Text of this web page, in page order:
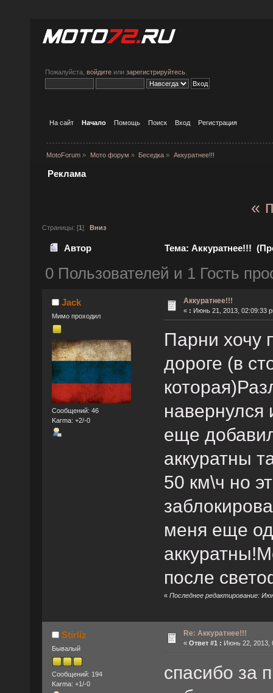
Пожалуйста, войдите или зарегистрируйтесь
На сайт Начало Помощь Поиск Вход Регистрация
MotoForum » Мото форум » Беседка » Аккуратнее!!!
Реклама
«
Страницы: [1] Вниз
Автор Тема: Аккуратнее!!!
0 Пользователей и 1 Гость
Jack
Мимо проходил
Сообщений: 46
Karma: +2/-0
Аккуратнее!!!
« : Июнь 21, 2013, 02:09:33
Парни хочу
дороге (в
еще
аккуратны
50 км\ч но
меня еще
после
« Последнее редактирование:
Stirliz
Бывалый
Сообщений: 194
Karma: +1/-0
Re: Аккуратнее!!!
« Ответ #1 : Июнь 22, 2013,
спасибо за